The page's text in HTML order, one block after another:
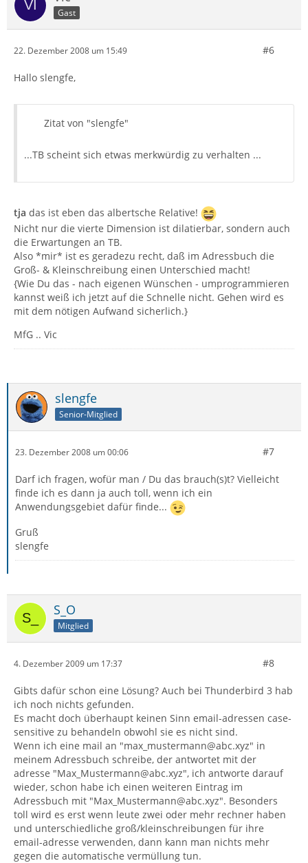
Gast
22. Dezember 2008 um 15:49 #6
Hallo slengfe,
Zitat von "slengfe"
...TB scheint sich etwas merkwürdig zu verhalten ...
tja das ist eben das albertsche Relative!
Nicht nur die vierte Dimension ist dilatierbar, sondern auch
die Erwartungen an TB.
Also *mir* ist es geradezu recht, daß im Adressbuch die
Groß- & Kleinschreibung einen Unterschied macht!
{Wie Du das - nach eigenen Wünschen - umprogrammieren
kannst weiß ich jetzt auf die Schnelle nicht. Gehen wird es
mit dem nötigen Aufwand sicherlich.}
MfG .. Vic
slengfe
Senior-Mitglied
23. Dezember 2008 um 00:06 #7
Darf ich fragen, wofür man / Du das brauch(s)t? Vielleicht
finde ich es dann ja auch toll, wenn ich ein
Anwendungsgebiet dafür finde...
Gruß
slengfe
S_O
Mitglied
4. Dezember 2009 um 17:37 #8
Gibts dafür schon eine Lösung? Auch bei Thunderbird 3 hab
ich noch nichts gefunden.
Es macht doch überhaupt keinen Sinn email-adressen case-
sensitive zu behandeln obwohl sie es nicht sind.
Wenn ich eine mail an "max_mustermann@abc.xyz" in
meinem Adressbuch schreibe, der antwortet mit der
adresse "Max_Mustermann@abc.xyz", ich antworte darauf
wieder, schon habe ich einen weiteren Eintrag im
Adressbuch mit "Max_Mustermann@abc.xyz". Besonders
toll wird es erst wenn leute zwei oder mehr rechner haben
und unterschiedliche groß/kleinschreibungen für ihre
email-adresse verwenden, dann kann man nichts mehr
gegen die automatische vermüllung tun.